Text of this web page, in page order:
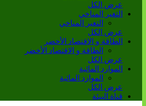
عرض الكل
التغير المناخي
التغير المناخي
عرض الكل
الطاقة و الاقتصاد الأخضر
الطاقة و الاقتصاد الأخضر
عرض الكل
الموارد المائية
الموارد المائية
عرض الكل
قناة البيئة